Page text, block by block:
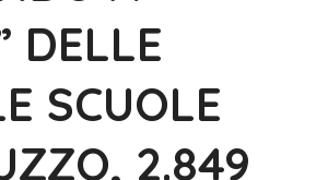
DELLE
SCUOLE
2.849